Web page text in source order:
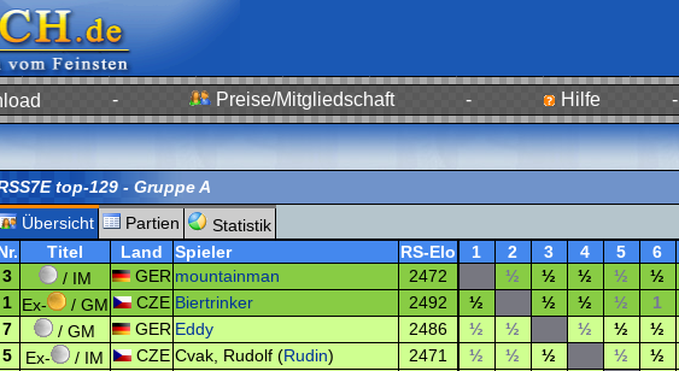
- Preise/Mitgliedschaft - Hilfe -
top-129 - Gruppe A
Übersicht
Partien
Statistik
Titel Land Spieler RS-Elo 1 2 3 4 5 6
3
/ IM GER mountainman 2472 ½ ½ ½ ½ ½
1 Ex- / GM CZE Biertrinker 2492 ½ ½ ½ ½ 1
7
/ GM GER Eddy 2486 ½ ½ ½ ½ ½
5
Ex- / IM CZE Cvak, Rudolf (Rudin) 2471 ½ ½ ½ ½ ½